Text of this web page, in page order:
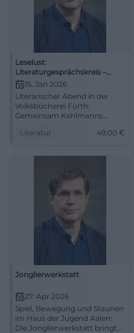
Leselust:
Literaturgesprächskreis –
Daniel Kehlmann 'Schnee'
15. Jan 2026
Literarischer Abend in der
Volksbücherei Fürth:
Gemeinsam Kehlmanns
Motive, Wirkung. Do,
Intensives Gespräch, klare
#LeselustFürth
Literatur 49,00 €
Jonglierwerkstatt
27. Apr 2026
Spiel, Bewegung und Staunen
im Haus der Jugend Aalen:
Die Jonglierwerkstatt bringt